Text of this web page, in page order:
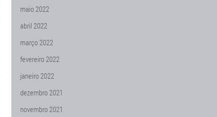
maio 2022
abril 2022
março 2022
fevereiro 2022
janeiro 2022
dezembro 2021
novembro 2021